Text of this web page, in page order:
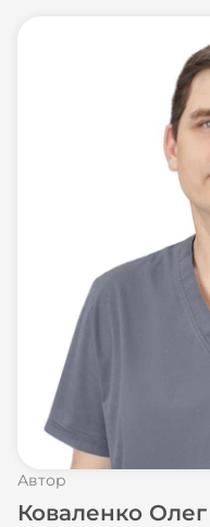
Автор
Коваленко